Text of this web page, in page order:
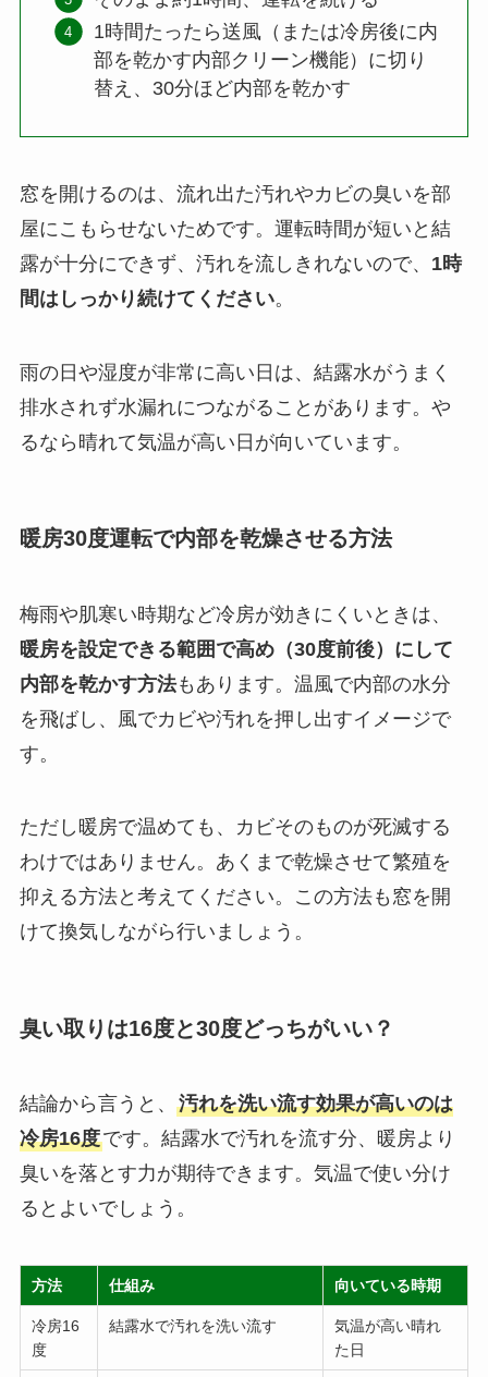
1時間たったら送風（または冷房後に内
部を乾かす内部クリーン機能）に切り
替え、30分ほど内部を乾かす
窓を開けるのは、流れ出た汚れやカビの臭いを部
屋にこもらせないためです。運転時間が短いと結
露が十分にできず、汚れを流しきれないので、 1時
間はしっかり続けてください。
雨の日や湿度が非常に高い日は、結露水がうまく
排水されず水漏れにつながることがあります。や
るなら晴れて気温が高い日が向いています。
暖房30度運転で内部を乾燥させる方法
梅雨や肌寒い時期など冷房が効きにくいときは、
暖房を設定できる範囲で高め（30度前後）にして
内部を乾かす方法もあります。温風で内部の水分
を飛ばし、風でカビや汚れを押し出すイメージで
す。
ただし暖房で温めても、カビそのものが死滅する
わけではありません。あくまで乾燥させて繁殖を
抑える方法と考えてください。この方法も窓を開
けて換気しながら行いましょう。
臭い取りは16度と30度どっちがいい？
結論から言うと、 汚れを洗い流す効果が高いのは
冷房16度です。結露水で汚れを流す分、暖房より
臭いを落とす力が期待できます。気温で使い分け
るとよいでしょう。
方法 仕組み 向いている時期
冷房16
度
結露水で汚れを洗い流す
気温が高い晴れ
た日